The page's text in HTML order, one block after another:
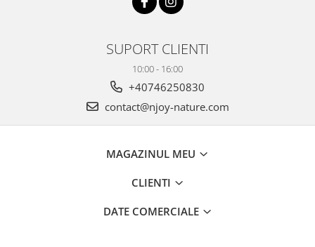
SUPORT CLIENTI
10:00 - 16:00
+40746250830
contact@njoy-nature.com
MAGAZINUL MEU
CLIENTI
DATE COMERCIALE